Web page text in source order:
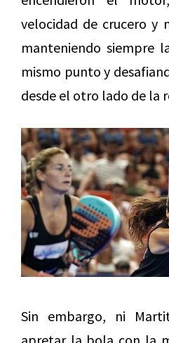
velocidad de crucero y
manteniendo siempre
mismo punto y
desde el otro lado de la
Sin embargo, ni